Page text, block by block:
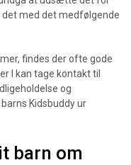
med det medfølgende
findes der ofte gode
I kan tage kontakt til
og
Kidsbuddy ur
barn om